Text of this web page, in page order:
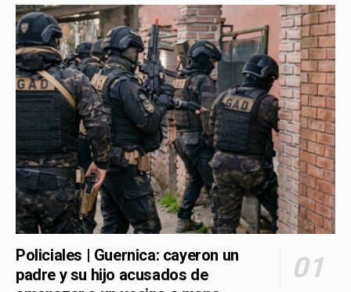
Policiales | Guernica: cayeron un
padre y su hijo acusados de